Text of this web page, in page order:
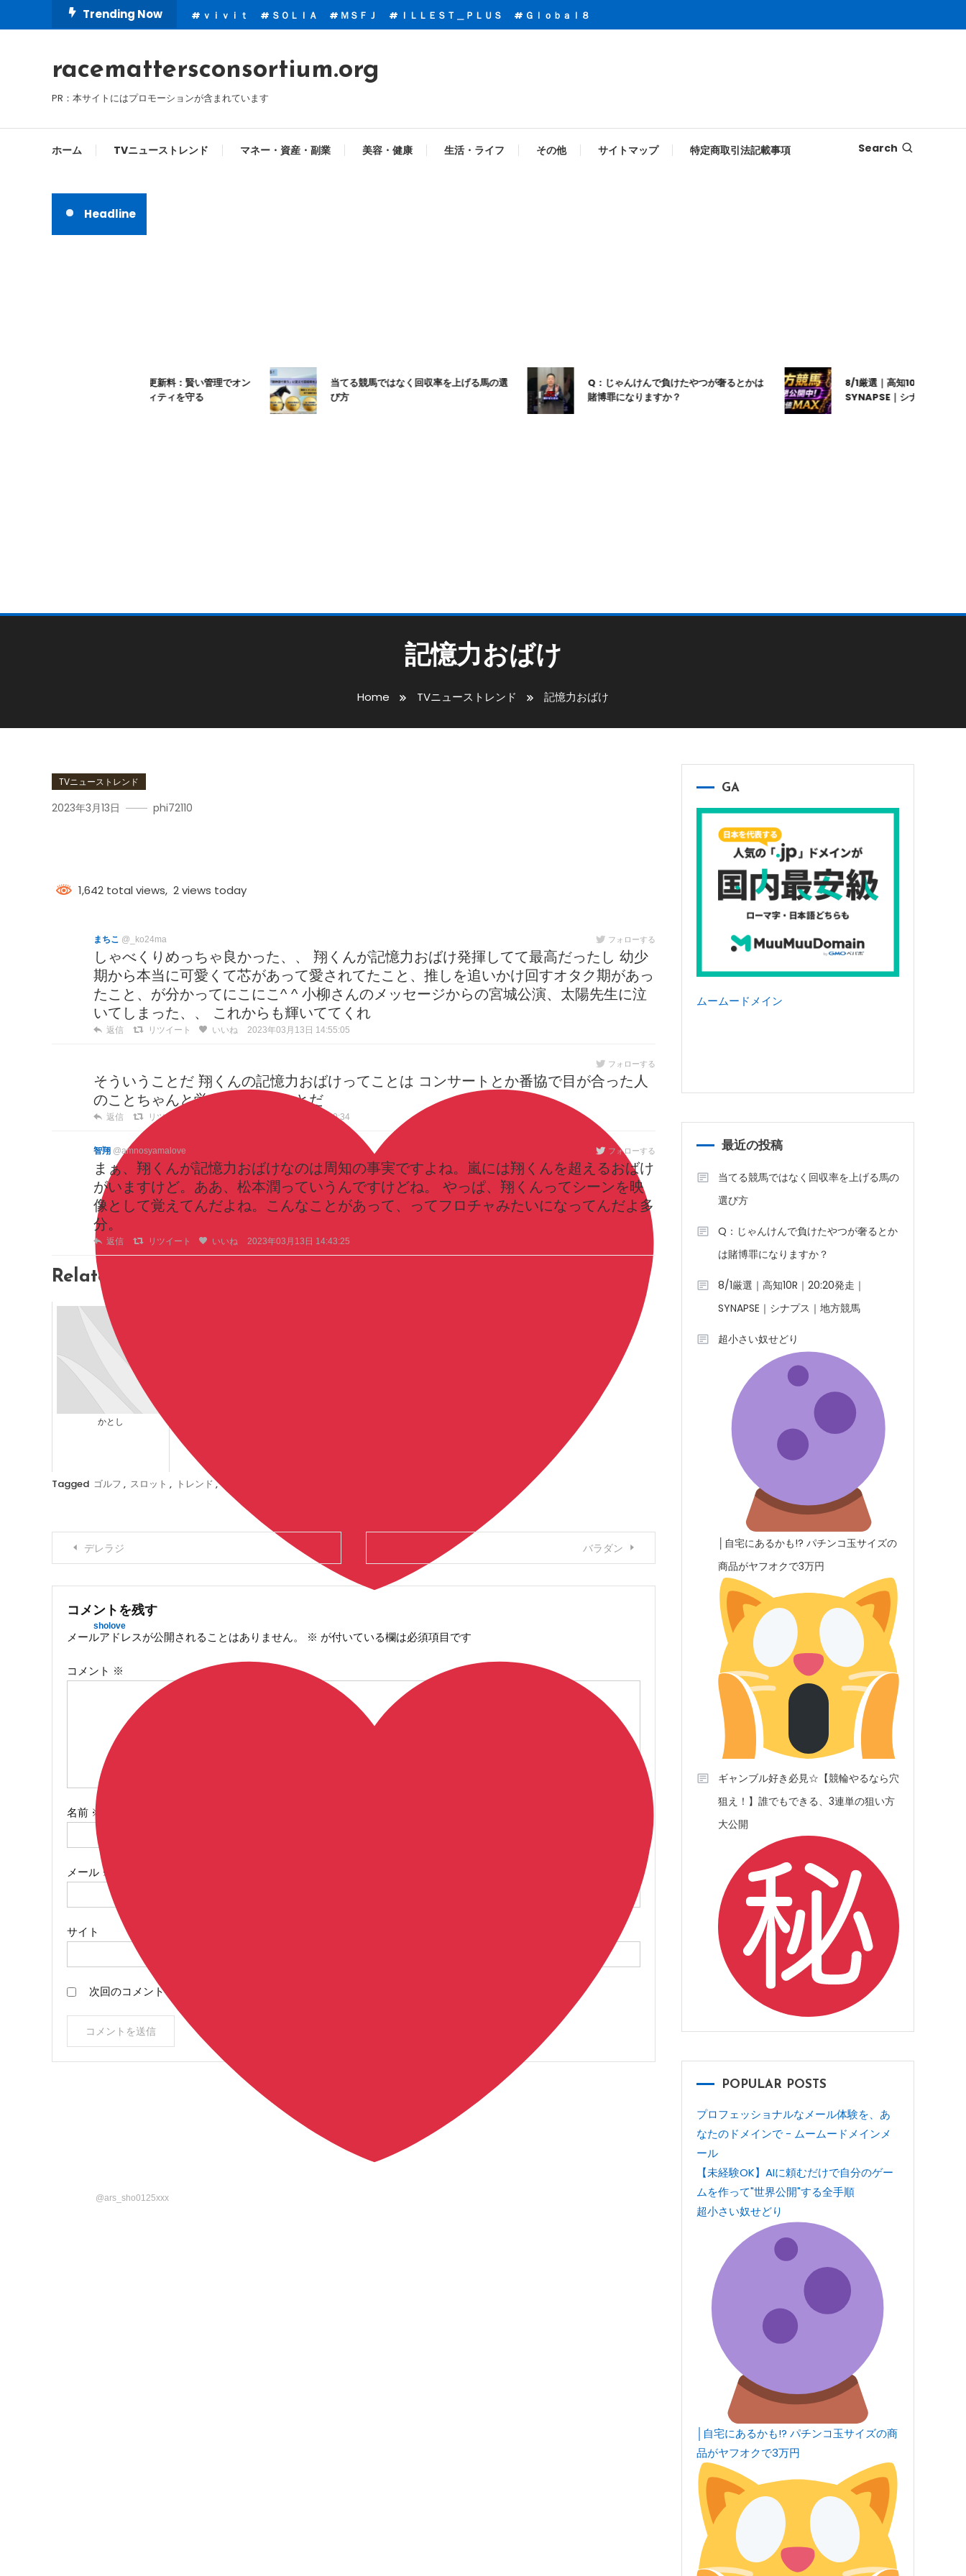
To
Trending Now ｖｉｖｉｔ ＳＯＬＩＡ ＭＳＦＪ ＩＬＬＥＳＴ＿ＰＬＵＳ Ｇｌｏｂａｌ８
racemattersconsortium.org
PR：本サイトにはプロモーションが含まれています
ホーム TVニューストレンド マネー・資産・副業 美容・健康 生活・ライフ その他 サイトマップ 特定商取引法記載事項 Search
Headline
ムームードメイン更新料：賢い管理でオン
ラインアイデンティティを守る
当てる競馬ではなく回収率を上げる馬の選
び方
Q：じゃんけんで負けたやつが奢るとかは
賭博罪になりますか？
8/1厳選｜高知10R｜20:20発走
SYNAPSE｜シナプス｜地方競馬
記憶力おばけ
Home TVニューストレンド 記憶力おばけ
TVニューストレンド
2023年3月13日 phi72110
1,642 total views, 2 views today
まちこ @_ko24ma フォローする
しゃべくりめっちゃ良かった、、 翔くんが記憶力おばけ発揮してて最高だったし 幼少
期から本当に可愛くて芯があって愛されてたこと、推しを追いかけ回すオタク期があっ
たこと、が分かってにこにこ^ ^ 小柳さんのメッセージからの宮城公演、太陽先生に泣
いてしまった、、 これからも輝いててくれ
返信 リツイート いいね 2023年03月13日 14:55:05
sholove
@ars_sho0125xxx
フォローする
そういうことだ 翔くんの記憶力おばけってことは コンサートとか番協で目が合った人
のことちゃんと覚えてるってことだ
返信 リツイート 2023年03月13日 14:50:34
智翔 @amnosyamalove フォローする
まぁ、翔くんが記憶力おばけなのは周知の事実ですよね。嵐には翔くんを超えるおばけ
がいますけど。ああ、松本潤っていうんですけどね。 やっぱ、翔くんってシーンを映
像として覚えてんだよね。こんなことがあって、ってフロチャみたいになってんだよ多
分。
返信 リツイート いいね 2023年03月13日 14:43:25
Related posts:
かとし
Tagged ゴルフ , スロット , トレンド ,ニュース
ナ
ビ
ゲ
ン
デレラジ バラダン
コメントを残す
メールアドレスが公開されることはありません。 ※ が付いている欄は必須項目です
コメント ※
名前 ※
メール※
サイト
次回のコメントで使用するためブラウザーに自分の名前、メールアドレス、サイトを保存する。
GA
ムームードメイン
最近の投稿
当てる競馬ではなく回収率を上げる馬の
選び方
Q：じゃんけんで負けたやつが奢るとか
は賭博罪になりますか？
8/1厳選｜高知10R｜20:20発走｜
SYNAPSE｜シナプス｜地方競馬
超小さい奴せどり
│自宅にあるかも!? パチンコ玉サイズの
商品がヤフオクで3万円
ギャンブル好き必見☆【競輪やるなら穴
狙え！】誰でもできる、3連単の狙い方
大公開
POPULAR POSTS
プロフェッショナルなメール体験を、あ
なたのドメインで - ムームードメインメ
ール
【未経験OK】AIに頼むだけで自分のゲー
ムを作って"世界公開"する全手順
超小さい奴せどり
│自宅にあるかも!? パチンコ玉サイズの商
品がヤフオクで3万円